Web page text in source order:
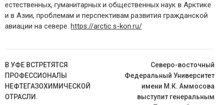
естественных, гуманитарных и общественных наук в Арктике
и в Азии, проблемам и перспективам развития гражданской
авиации на севере. https://arctic.s-kon.ru/
Навигация
по
записям
В УФЕ ВСТРЕТЯТСЯ
ПРОФЕССИОНАЛЫ
НЕФТЕГАЗОХИМИЧЕСКОЙ
ОТРАСЛИ.
Северо-восточный
Федеральный Университет
имени М.К. Аммосова
выступит генеральным